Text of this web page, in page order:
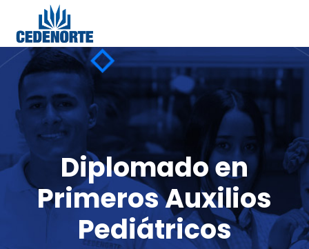
Diplomado en
Primeros Auxilios
Pediátricos